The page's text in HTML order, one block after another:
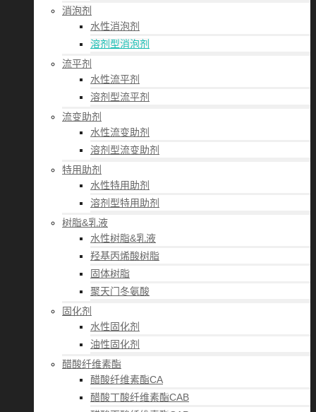
消泡剂
水性消泡剂
溶剂型消泡剂
流平剂
水性流平剂
溶剂型流平剂
流变助剂
水性流变助剂
溶剂型流变助剂
特用助剂
水性特用助剂
溶剂型特用助剂
树脂&乳液
水性树脂&乳液
羟基丙烯酸树脂
固体树脂
聚天门冬氨酸
固化剂
水性固化剂
油性固化剂
醋酸纤维素酯
醋酸纤维素酯CA
醋酸丁酸纤维素酯CAB